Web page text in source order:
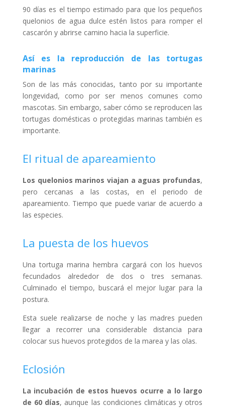
90 días es el tiempo estimado para que los pequeños
quelonios de agua dulce estén listos para romper el
cascarón y abrirse camino hacia la superficie.
Así es la reproducción de las tortugas
marinas
Son de las más conocidas, tanto por su importante
longevidad, como por ser menos comunes como
mascotas. Sin embargo, saber cómo se reproducen las
tortugas domésticas o protegidas marinas también es
importante.
El ritual de apareamiento
Los quelonios marinos viajan a aguas profundas,
pero cercanas a las costas, en el periodo de
apareamiento. Tiempo que puede variar de acuerdo a
las especies.
La puesta de los huevos
Una tortuga marina hembra cargará con los huevos
fecundados alrededor de dos o tres semanas.
Culminado el tiempo, buscará el mejor lugar para la
postura.
Esta suele realizarse de noche y las madres pueden
llegar a recorrer una considerable distancia para
colocar sus huevos protegidos de la marea y las olas.
Eclosión
La incubación de estos huevos ocurre a lo largo
de 60 días, aunque las condiciones climáticas y otros